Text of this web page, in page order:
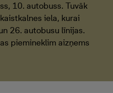
10. autobuss. Tuvāk
iela, kurai
26. autobusu līnijas.
piemineklim aizņems